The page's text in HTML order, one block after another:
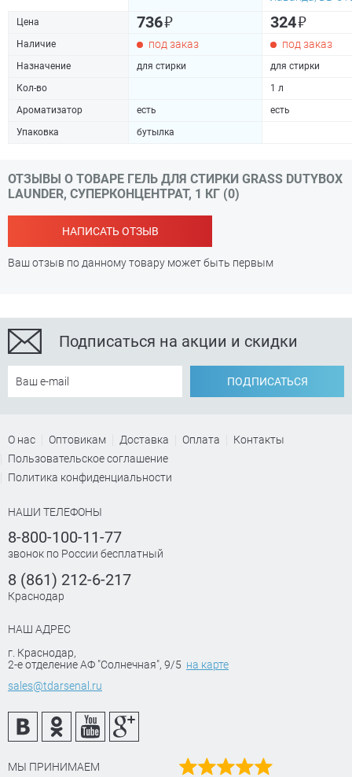
Цена 736₽ 324₽
Наличие под заказ под заказ
Назначение для стирки
для стирки
Кол-во
1 л
Ароматизатор
есть
есть
Упаковка
бутылка
ОТЗЫВЫ О ТОВАРЕ ГЕЛЬ ДЛЯ СТИРКИ GRASS DUTYBOX
LAUNDER, СУПЕРКОНЦЕНТРАТ, 1 КГ (0)
НАПИСАТЬ ОТЗЫВ
Ваш отзыв по данному товару может быть первым
Подписаться на акции и скидки
ПОДПИСАТЬСЯ
О нас Оптовикам Доставка Оплата
Контакты
Пользовательское соглашение
Политика конфиденциальности
НАШИ ТЕЛЕФОНЫ
8-800-100-11-77
звонок по России бесплатный
8 (861) 212-6-217
Краснодар
НАШ АДРЕС
г. Краснодар,
2-е отделение АФ "Солнечная", 9/5 на карте
sales@tdarsenal.ru
МЫ ПРИНИМАЕМ